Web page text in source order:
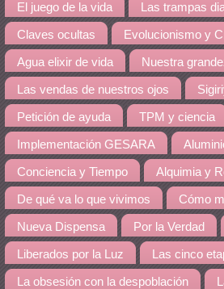
El juego de la vida Las trampas
Claves ocultas Evolucionismo y
Agua elixir de vida Nuestra
Las vendas de nuestros ojos
Petición de ayuda TPM y ciencia
Implementación GESARA
Conciencia y Tiempo Alquimia y
De qué va lo que vivimos Cómo
Nueva Dispensa Por la Verdad
Liberados por la Luz Las cinco
La obsesión con la despoblación